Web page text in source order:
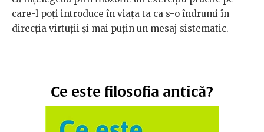
care-l poți introduce în viața ta ca s-o îndrumi în
direcția virtuții și mai puțin un mesaj sistematic.
Ce este filosofia antică?